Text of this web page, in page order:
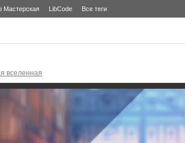
Мастерская LibCode Все теги
вселенная